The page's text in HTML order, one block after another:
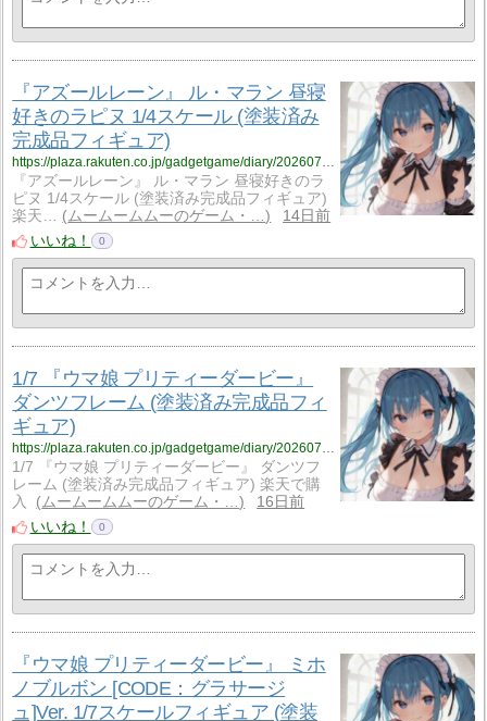
『アズールレーン』 ル・マラン 昼寝
好きのラピヌ 1/4スケール (塗装済み
完成品フィギュア)
『アズールレーン』 ル・マラン 昼寝好きのラ
ピヌ 1/4スケール (塗装済み完成品フィギュア)
楽天…
ムームームムーのゲーム・…
14日前
いいね！
0
1/7 『ウマ娘 プリティーダービー』
ダンツフレーム (塗装済み完成品フィ
ギュア)
1/7 『ウマ娘 プリティーダービー』 ダンツフ
レーム (塗装済み完成品フィギュア) 楽天で購
入
ムームームムーのゲーム・…
16日前
いいね！
0
『ウマ娘 プリティーダービー』 ミホ
ノブルボン [CODE：グラサージ
ュ]Ver. 1/7スケールフィギュア (塗装